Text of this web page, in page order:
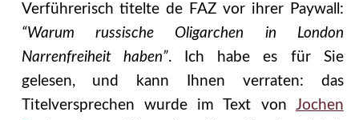
Verführerisch titelte de FAZ vor ihrer Paywall:
“Warum russische Oligarchen in London
Narrenfreiheit haben”. Ich habe es für Sie
gelesen, und kann Ihnen verraten: das
Titelversprechen wurde im Text von Jochen